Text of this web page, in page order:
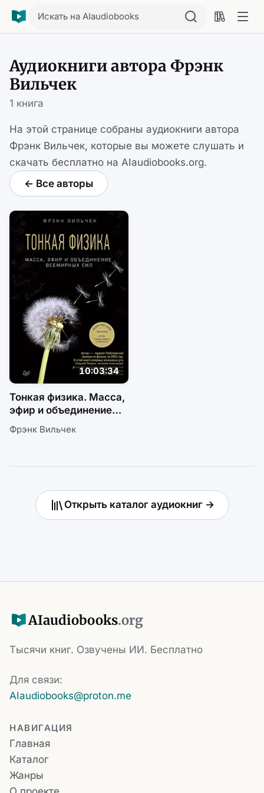
Искать на AIaudiobooks
Аудиокниги автора Фрэнк
Вильчек
1 книга
На этой странице собраны аудиокниги автора
Фрэнк Вильчек, которые вы можете слушать и
скачать бесплатно на AIaudiobooks.org.
← Все авторы
10:03:34
Тонкая физика. Масса,
эфир и объединение
всемирных сил
Фрэнк Вильчек
Открыть каталог аудиокниг →
AIaudiobooks.org
Тысячи книг. Озвучены ИИ. Бесплатно
Для связи:
AIaudiobooks@proton.me
НАВИГАЦИЯ
Главная
Каталог
Жанры